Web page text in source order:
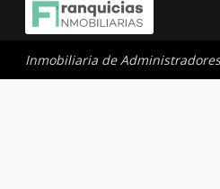
Inmobiliaria de